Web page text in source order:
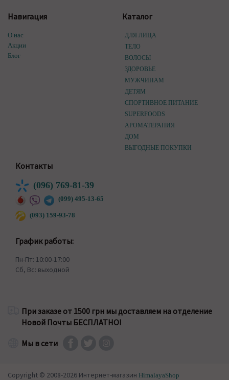
Навигация
О нас
Акции
Блог
Каталог
ДЛЯ ЛИЦА
ТЕЛО
ВОЛОСЫ
ЗДОРОВЬЕ
МУЖЧИНАМ
ДЕТЯМ
СПОРТИВНОЕ ПИТАНИЕ
SUPERFOODS
АРОМАТЕРАПИЯ
ДОМ
ВЫГОДНЫЕ ПОКУПКИ
Контакты
(096) 769-81-39
(099) 495-13-65
(093) 159-93-78
График работы:
Пн-Пт: 10:00-17:00
Сб, Вс: выходной
При заказе от 1500 грн мы доставляем на отделение
Новой Почты БЕСПЛАТНО!
Мы в сети
Copyright © 2008-2026 Интернет-магазин HimalayaShop